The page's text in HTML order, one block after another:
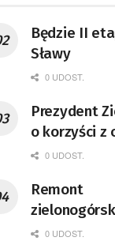
Będzie II
Sławy
0 UDOST.
Prezydent
o korzyści z
mety Tour
0 UDOST.
Remont
deptaka
0 UDOST.